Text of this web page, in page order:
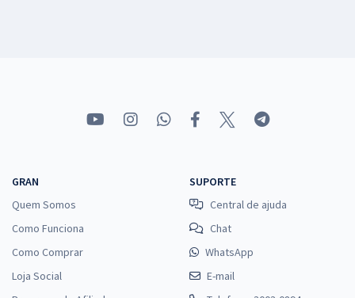
GRAN
Quem Somos
Como Funciona
Como Comprar
Loja Social
SUPORTE
Central de ajuda
Chat
WhatsApp
E-mail